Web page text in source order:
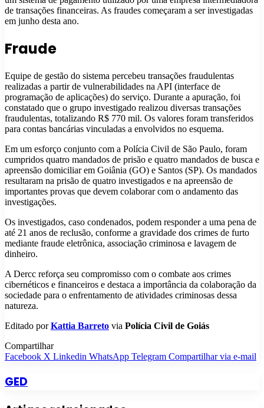
de transações financeiras. As fraudes começaram a ser investigadas
em junho desta ano.
Fraude
Equipe de gestão do sistema percebeu transações fraudulentas
realizadas a partir de vulnerabilidades na API (interface de
programação de aplicações) do serviço. Durante a apuração, foi
constatado que o grupo investigado realizou diversas transações
fraudulentas, totalizando R$ 770 mil. Os valores foram transferidos
para contas bancárias vinculadas a envolvidos no esquema.
Em um esforço conjunto com a Polícia Civil de São Paulo, foram
cumpridos quatro mandados de prisão e quatro mandados de busca e
apreensão domiciliar em Goiânia (GO) e Santos (SP). Os mandados
resultaram na prisão de quatro investigados e na apreensão de
importantes provas que devem colaborar com o andamento das
investigações.
Os investigados, caso condenados, podem responder a uma pena de
até 21 anos de reclusão, conforme a gravidade dos crimes de furto
mediante fraude eletrônica, associação criminosa e lavagem de
dinheiro.
A Dercc reforça seu compromisso com o combate aos crimes
cibernéticos e financeiros e destaca a importância da colaboração da
sociedade para o enfrentamento de atividades criminosas dessa
natureza.
Editado porKattia Barreto via Polícia Civil de Goiás
Compartilhar
Facebook X Linkedin WhatsApp Telegram Compartilhar via e-mail
GED